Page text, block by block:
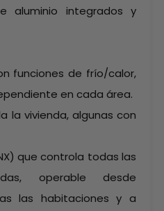
aluminio integrados y
funciones de frío/calor,
en cada área.
la vivienda, algunas con
que controla todas las
operable desde
las habitaciones y a